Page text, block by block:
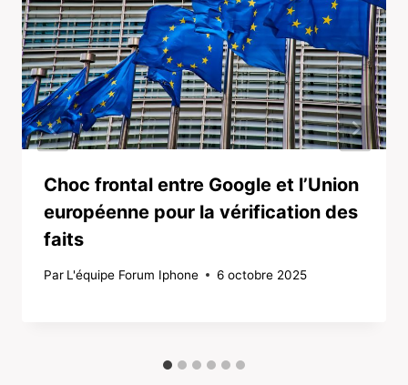
Choc frontal entre Google et l’Union
européenne pour la vérification des
faits
Par L'équipe Forum Iphone 6 octobre 2025